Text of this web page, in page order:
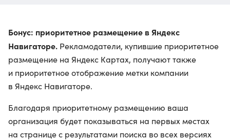
Бонус: приоритетное размещение в Яндекс
Навигаторе. Рекламодатели, купившие приоритетное
размещение на Яндекс Картах, получают также
и приоритетное отображение метки компании
в Яндекс Навигаторе.
Благодаря приоритетному размещению ваша
организация будет показываться на первых местах
на странице с результатами поиска во всех версиях